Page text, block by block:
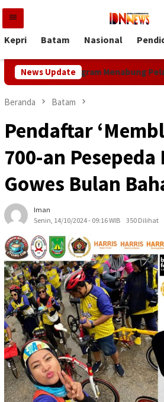
Loncat
konten
Kepri Batam Nasional
News Update
Kepri, Program Menabung Pelajar
Beranda Batam
Pendaftar
700-an
Gowes Bulan
Iman
Senin, 14/10/2024 - 09:16 WIB
350 Dilihat